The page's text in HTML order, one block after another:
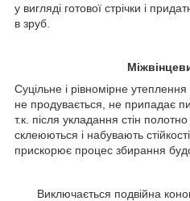
у вигляді готової стрічки і
в зруб.
Суцільне і рівномірне
не продувається, не припадає
т.к. після укладання стін
склеюються і набувають
прискорює процес збирання
Виключається подвійна